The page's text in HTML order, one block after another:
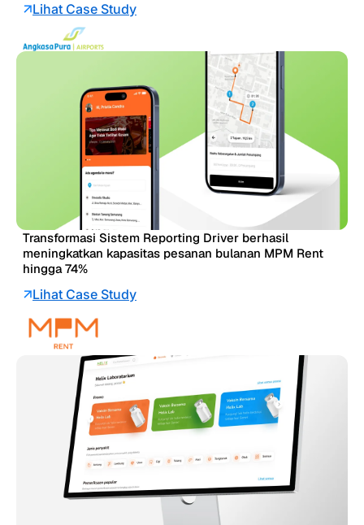
Lihat Case Study
Transformasi Sistem Reporting Driver berhasil
meningkatkan kapasitas pesanan bulanan MPM Rent
hingga 74%
Lihat Case Study